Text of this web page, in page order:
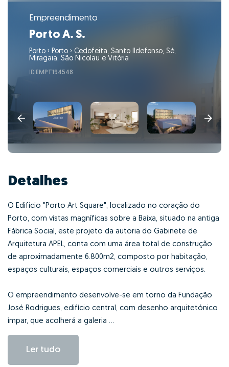
Empreendimento
Porto A. S.
Porto › Porto › Cedofeita, Santo Ildefonso, Sé,
Miragaia, São Nicolau e Vitória
ID EMPT194548
Detalhes
O Edifício "Porto Art Square", localizado no coração do
Porto, com vistas magníficas sobre a Baixa, situado na antiga
Fábrica Social, este projeto da autoria do Gabinete de
Arquitetura APEL, conta com uma área total de construção
de aproximadamente 6.800m2, composto por habitação,
espaços culturais, espaços comerciais e outros serviços.
O empreendimento desenvolve-se em torno da Fundação
José Rodrigues, edifício central, com desenho arquitetónico
ímpar, que acolherá a galeria ...
Ler tudo